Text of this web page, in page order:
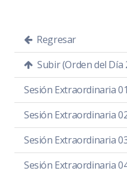
Regresar
Subir (Orden del Día
Sesión Extraordinaria 01
Sesión Extraordinaria
Sesión Extraordinaria
Sesión Extraordinaria